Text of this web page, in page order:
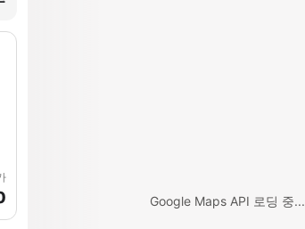
Google Maps API 로딩 중...